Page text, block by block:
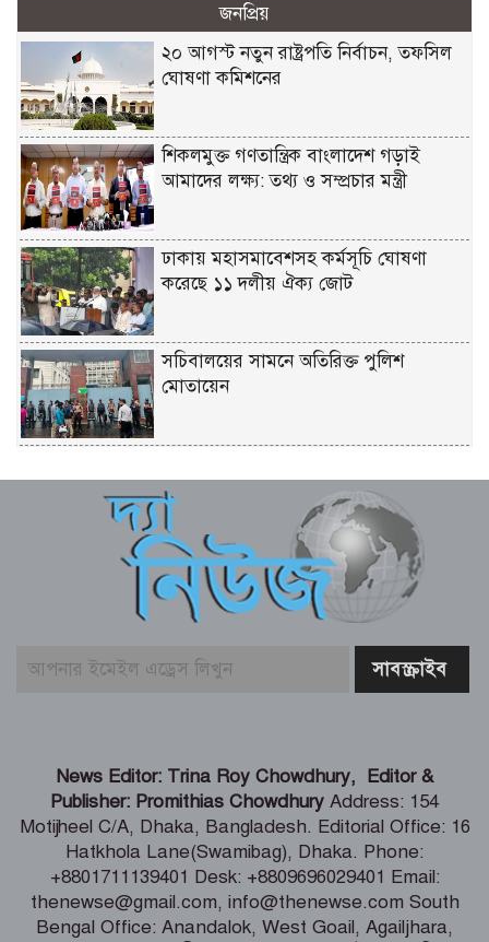
জনপ্রিয়
২০ আগস্ট নতুন রাষ্ট্রপতি নির্বাচন, তফসিল
ঘোষণা কমিশনের
শিকলমুক্ত গণতান্ত্রিক বাংলাদেশ গড়াই
আমাদের লক্ষ্য: তথ্য ও সম্প্রচার মন্ত্রী
ঢাকায় মহাসমাবেশসহ কর্মসূচি ঘোষণা
করেছে ১১ দলীয় ঐক্য জোট
সচিবালয়ের সামনে অতিরিক্ত পুলিশ
মোতায়েন
বোরকাপরা নারীর ইশারায় থামে বাস, ২০
মিনিটে ৫৭ লাখ টাকা লুট
লালবাগ কেল্লা পরিদর্শন করলেন মার্কিন নৌ
কমান্ডার
চাইলেন ফিফা সভাপতি
দেশের সব নাগরিকের মানসম্মত স্বাস্থ্যসেবা
নিশ্চিতে কাজ করছে সরকার : স্বাস্থ্য প্রতিমন্ত্রী
News Editor: Trina Roy Chowdhury, Editor &
Publisher: Promithias Chowdhury Address: 154
Motijheel C/A, Dhaka, Bangladesh. Editorial Office: 16
Hatkhola Lane(Swamibag), Dhaka. Phone:
+8801711139401 Desk: +8809696029401 Email:
thenewse@gmail.com, info@thenewse.com South
Bengal Office: Anandalok, West Goail, Agailjhara,